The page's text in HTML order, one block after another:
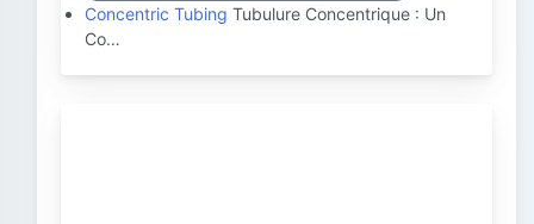
Concentric Tubing Tubulure Concentrique : Un
Co…